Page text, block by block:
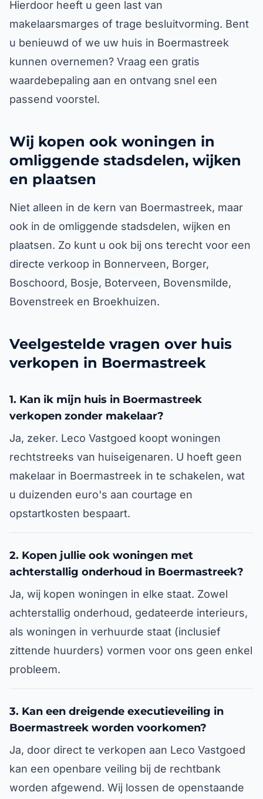
Hierdoor heeft u geen last van
makelaarsmarges of trage besluitvorming. Bent
u benieuwd of we uw huis in Boermastreek
kunnen overnemen? Vraag een gratis
waardebepaling aan en ontvang snel een
passend voorstel.
Wij kopen ook woningen in
omliggende stadsdelen, wijken
en plaatsen
Niet alleen in de kern van Boermastreek, maar
ook in de omliggende stadsdelen, wijken en
plaatsen. Zo kunt u ook bij ons terecht voor een
directe verkoop in Bonnerveen, Borger,
Boschoord, Bosje, Boterveen, Bovensmilde,
Bovenstreek en Broekhuizen.
Veelgestelde vragen over huis
verkopen in Boermastreek
1. Kan ik mijn huis in Boermastreek
verkopen zonder makelaar?
Ja, zeker. Leco Vastgoed koopt woningen
rechtstreeks van huiseigenaren. U hoeft geen
makelaar in Boermastreek in te schakelen, wat
u duizenden euro's aan courtage en
opstartkosten bespaart.
2. Kopen jullie ook woningen met
achterstallig onderhoud in Boermastreek?
Ja, wij kopen woningen in elke staat. Zowel
achterstallig onderhoud, gedateerde interieurs,
als woningen in verhuurde staat (inclusief
zittende huurders) vormen voor ons geen enkel
probleem.
3. Kan een dreigende executieveiling in
Boermastreek worden voorkomen?
Ja, door direct te verkopen aan Leco Vastgoed
kan een openbare veiling bij de rechtbank
worden afgewend. Wij lossen de openstaande